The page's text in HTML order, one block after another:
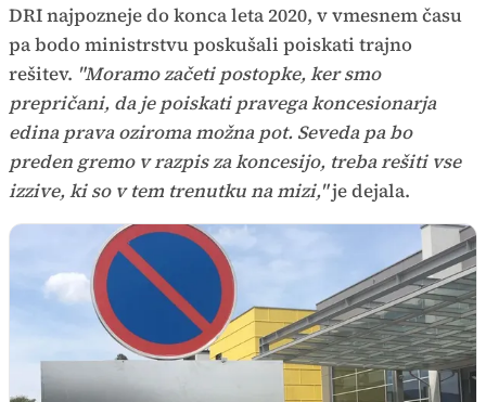
DRI najpozneje do konca leta 2020, v vmesnem času
pa bodo ministrstvu poskušali poiskati trajno
rešitev. "Moramo začeti postopke, ker smo
prepričani, da je poiskati pravega koncesionarja
edina prava oziroma možna pot. Seveda pa bo
preden gremo v razpis za koncesijo, treba rešiti vse
izzive, ki so v tem trenutku na mizi,"je dejala.